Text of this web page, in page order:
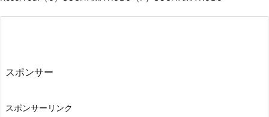
スポンサー
スポンサーリンク